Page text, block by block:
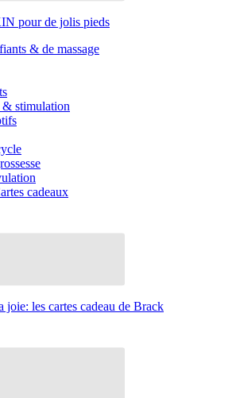
pour de jolis pieds
& de massage
& stimulation
cadeaux
joie: les cartes cadeau de Brack